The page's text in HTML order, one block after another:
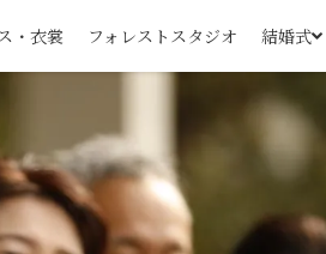
・衣裳 フォレストスタジオ 結婚式